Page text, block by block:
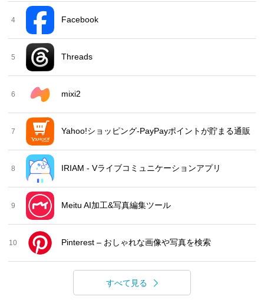
4 Facebook
5 Threads
6 mixi2
7 Yahoo!ショッピング-PayPayポイントが貯まる通販
8 IRIAM - Vライブコミュニケーションアプリ
9 Meitu AI加工&写真編集ツール
10 Pinterest – おしゃれな画像や写真を検索
すべて見る